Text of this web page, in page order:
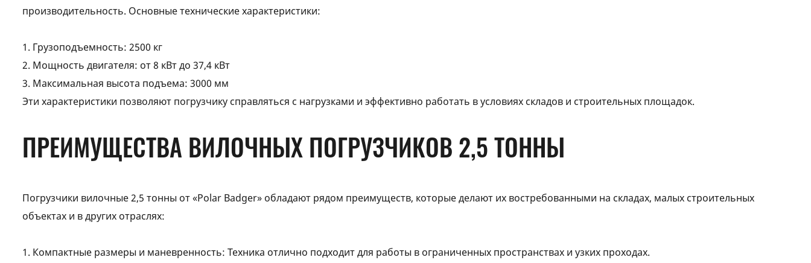
производительность. Основные технические характеристики:
1. Грузоподъемность: 2500 кг
2. Мощность двигателя: от 8 кВт до 37,4 кВт
3. Максимальная высота подъема: 3000 мм
Эти характеристики позволяют погрузчику справляться с нагрузками и эффективно работать в условиях складов и строительных площадок.
ПРЕИМУЩЕСТВА ВИЛОЧНЫХ ПОГРУЗЧИКОВ 2,5 ТОННЫ
Погрузчики вилочные 2,5 тонны от «Polar Badger» обладают рядом преимуществ, которые делают их востребованными на складах, малых строительных
объектах и в других отраслях:
1. Компактные размеры и маневренность: Техника отлично подходит для работы в ограниченных пространствах и узких проходах.